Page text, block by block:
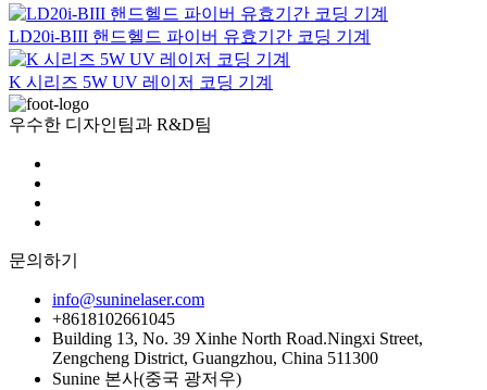
LD20i-BIII 핸드헬드 파이버 유효기간 코딩 기계
K 시리즈 5W UV 레이저 코딩 기계
우수한 디자인팀과 R&D팀
문의하기
info@suninelaser.com
+8618102661045
Building 13, No. 39 Xinhe North Road.Ningxi Street,
Zengcheng District, Guangzhou, China 511300
Sunine 본사(중국 광저우)